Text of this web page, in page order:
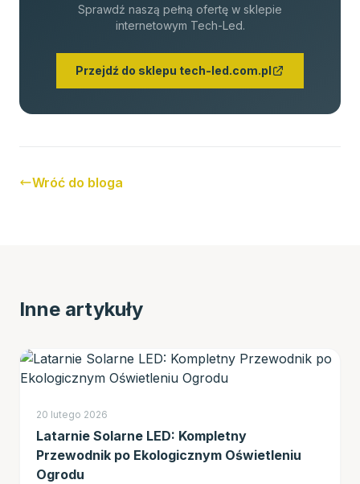
Sprawdź naszą pełną ofertę w sklepie
internetowym Tech-Led.
Przejdź do sklepu tech-led.com.pl
Wróć do bloga
Inne artykuły
20 lutego 2026
Latarnie Solarne LED: Kompletny
Przewodnik po Ekologicznym Oświetleniu
Ogrodu